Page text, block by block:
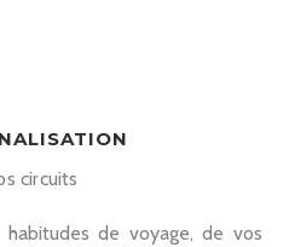
circuits
de voyage, de vos